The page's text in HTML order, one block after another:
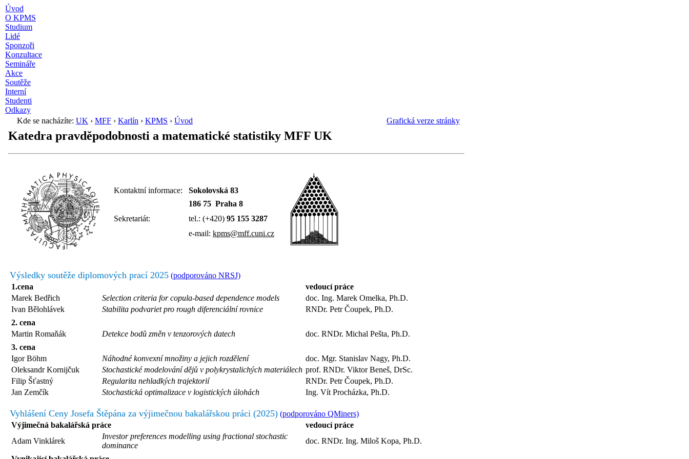
Úvod
O KPMS
Studium
Lidé
Sponzoři
Konzultace
Semináře
Akce
Soutěže
Interní
Studenti
Odkazy
Kde se nacházíte: UK › MFF › Karlín › KPMS › Úvod Grafická verze stránky
Katedra pravděpodobnosti a matematické statistiky MFF UK
Kontaktní informace:
Sokolovská 83
186 75 Praha 8
Sekretariát:
tel.: (+420) 95 155 3287
e-mail: kpms@mff.cuni.cz
Výsledky soutěže diplomových prací 2025 (podporováno NRSJ)
1.cena
vedoucí práce
Marek Bedřich
Selection criteria for copula-based dependence models
doc. Ing. Marek Omelka, Ph.D.
Ivan Bělohlávek
Stabilita podvariet pro rough diferenciální rovnice
RNDr. Petr Čoupek, Ph.D.
2. cena
Martin Romaňák
Detekce bodů změn v tenzorových datech
doc. RNDr. Michal Pešta, Ph.D.
3. cena
Igor Böhm
Náhodné konvexní množiny a jejich rozdělení
doc. Mgr. Stanislav Nagy, Ph.D.
Oleksandr Kornijčuk
Stochastické modelování dějů v polykrystalichých materiálech prof. RNDr. Viktor Beneš, DrSc.
Filip Šťastný
Regularita nehladkých trajektorií
RNDr. Petr Čoupek, Ph.D.
Jan Zemčík
Stochastická optimalizace v logistických úlohách Ing. Vít Procházka, Ph.D.
Vyhlášení Ceny Josefa Štěpána za výjimečnou bakalářskou práci (2025) (podporováno QMiners)
Výjimečná bakalářská práce
vedoucí práce
Adam Vinklárek
Investor preferences modelling using fractional stochastic
dominance
doc. RNDr. Ing. Miloš Kopa, Ph.D.